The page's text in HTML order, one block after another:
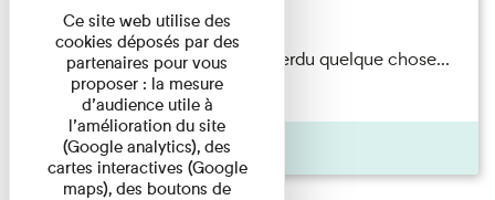
Du 15/08/2026 au 15/08/2026
Il semblerait qu’Albert Kahn a perdu quelque chose...
Accompagnés d’une ...
Agenda
Ce site web utilise des
cookies déposés par des
partenaires pour vous
proposer : la mesure
d’audience utile à
l’amélioration du site
(Google analytics), des
cartes interactives (Google
maps), des boutons de